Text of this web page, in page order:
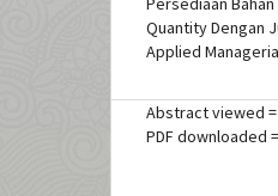
Quantity Dengan
Applied
Abstract viewed
PDF downloaded